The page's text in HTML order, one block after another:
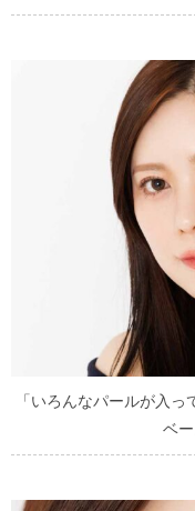
「いろんなパールが入
ベ